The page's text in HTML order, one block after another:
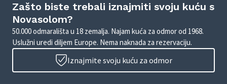
Zašto biste trebali iznajmiti svoju kuću s
Novasolom?
50.000 odmarališta u 18 zemalja. Najam kuća za odmor od 1968.
Uslužni uredi diljem Europe. Nema naknada za rezervaciju.
Iznajmite svoju kuću za odmor